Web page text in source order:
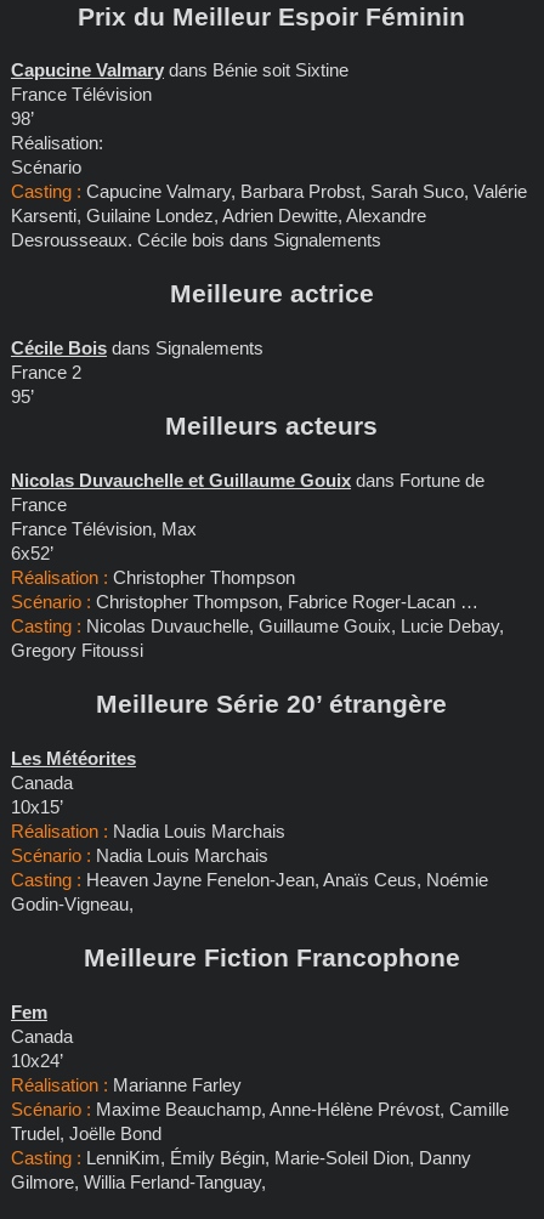
Prix du Meilleur Espoir Féminin
Capucine Valmarydans Bénie soit Sixtine
France Télévision
98’
Réalisation:
Scénario
Casting : Capucine Valmary, Barbara Probst, Sarah Suco, Valérie
Karsenti, Guilaine Londez, Adrien Dewitte, Alexandre
Desrousseaux. Cécile bois dans Signalements
Meilleure actrice
Cécile Boisdans Signalements
France 2
95’
Meilleurs acteurs
Nicolas Duvauchelle et Guillaume Gouixdans Fortune de
France
France Télévision, Max
6x52’
Réalisation : Christopher Thompson
Scénario : Christopher Thompson, Fabrice Roger-Lacan …
Casting : Nicolas Duvauchelle, Guillaume Gouix, Lucie Debay,
Gregory Fitoussi
Meilleure Série 20’ étrangère
Les Météorites
Canada
10x15’
Réalisation : Nadia Louis Marchais
Scénario : Nadia Louis Marchais
Casting : Heaven Jayne Fenelon-Jean, Anaïs Ceus, Noémie
Godin-Vigneau,
Meilleure Fiction Francophone
Fem
Canada
10x24’
Réalisation : Marianne Farley
Scénario : Maxime Beauchamp, Anne-Hélène Prévost, Camille
Trudel, Joëlle Bond
Casting : LenniKim, Émily Bégin, Marie-Soleil Dion, Danny
Gilmore, Willia Ferland-Tanguay,